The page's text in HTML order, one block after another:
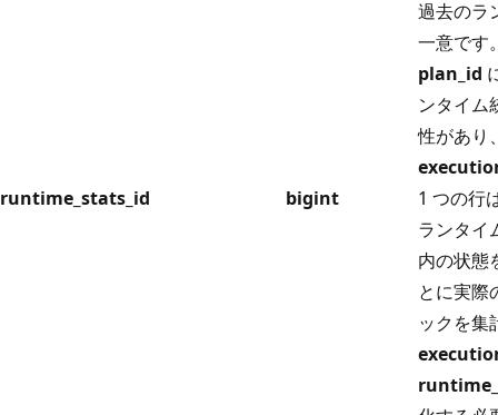
runtime_stats_id bigint
過去のラ
一意です
plan_id
ンタイム
性があり
1 つの行
ランタイ
内の状態
とに実際
ックを集